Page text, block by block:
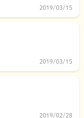
2019/03/15
2019/03/15
2019/02/28